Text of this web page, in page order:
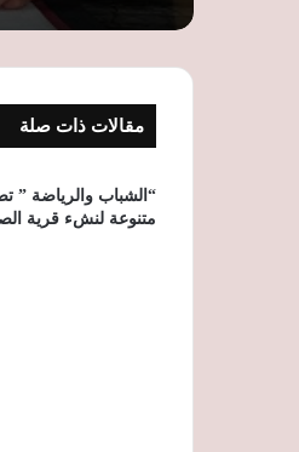
مقالات ذات صلة
“الشباب والرياضة ”
متنوعة لنشء قرية